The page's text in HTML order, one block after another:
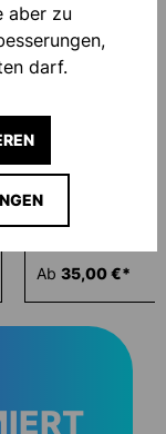
ESSENTIAL
Ab 35,00 €*
aber zu
darf.